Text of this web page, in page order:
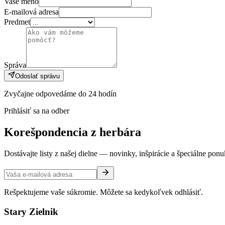
E-mailová adresa
Predmet
Správa
Odoslať správu
Zvyčajne odpovedáme do 24 hodín
Prihlásiť sa na odber
Korešpondencia z herbára
Dostávajte listy z našej dielne — novinky, inšpirácie a špeciálne
Rešpektujeme vaše súkromie. Môžete sa kedykoľvek odhlásiť.
Stary Zielnik